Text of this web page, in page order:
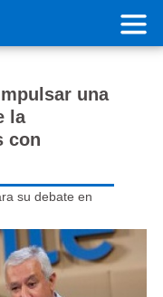
una
la
con
su debate en